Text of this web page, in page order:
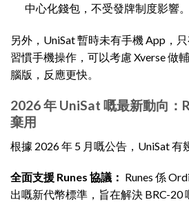
中心化錢包，不受發牌制度影響。
另外，UniSat 暫時未有手機 App，
習慣手機操作，可以考慮 Xverse 做
腦版，反應更快。
2026 年 UniSat 嘅最新動向：
棄用
根據 2026 年 5 月嘅公告，UniSat 有
全面支援 Runes 協議： Runes 係
出嘅新代幣標準，旨在解決 BRC-20